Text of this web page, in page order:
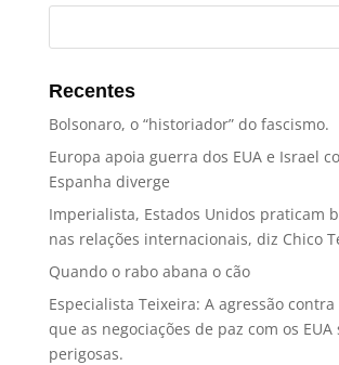
Recentes
Bolsonaro, o “historiador” do fascismo.
Europa apoia guerra dos EUA e Israel
Espanha diverge
Imperialista, Estados Unidos praticam
nas relações internacionais, diz Chico
Quando o rabo abana o cão
Especialista Teixeira: A agressão
que as negociações de paz com os EUA
perigosas.